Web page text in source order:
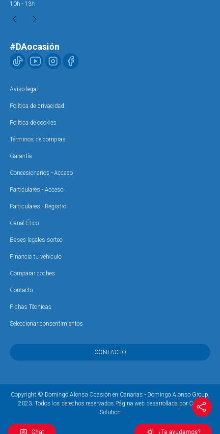
Chat ¿Te ayudamos?
10h - 13h
#DAocasión
Aviso legal
Política de privacidad
Política de cookies
Términos de compras
Garantía
Concesionarios - Acceso
Particulares - Acceso
Particulares - Registro
Canal Ético
Bases legales sorteo
Financia tu vehículo
Comparar coches
Contacto
Fichas Técnicas
Seleccionar consentimientos
CONTACTO
Copyright © Domingo Alonso Ocasión en Canarias - Domingo Alonso Group,
2023. Todos los derechos reservados.Página web desarrollada por Coco
Solution